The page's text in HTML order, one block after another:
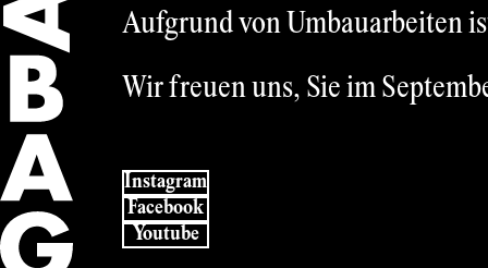
Aufgrund von Umbauarbeiten
Wir freuen uns, Sie im
Instagram
Facebook
Youtube